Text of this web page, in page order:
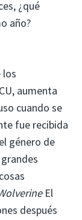
¿qué
año?
los
aumenta
cuando se
fue recibida
género de
El
después